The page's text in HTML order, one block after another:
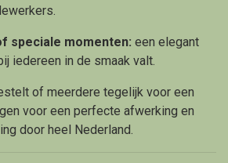
speciale momenten: een elegant
iedereen in de smaak valt.
of meerdere tegelijk voor een
voor een perfecte afwerking en
door heel Nederland.